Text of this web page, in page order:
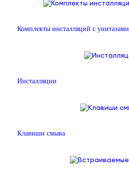
Комплекты инсталляций с унитазами
Инсталляции
Клавиши смыва